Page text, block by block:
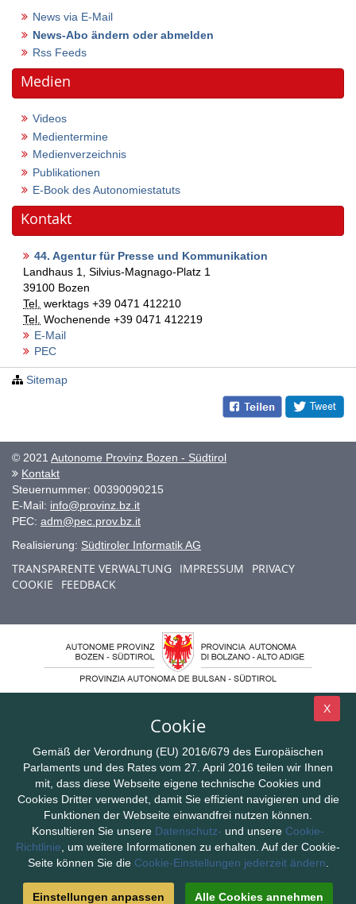
News via E-Mail
News-Abo ändern oder abmelden
Rss Feeds
Medien
Videos
Medientermine
Medienverzeichnis
Publikationen
E-Book des Autonomiestatuts
Kontakt
44. Agentur für Presse und Kommunikation
Landhaus 1, Silvius-Magnago-Platz 1
39100 Bozen
Tel. werktags +39 0471 412210
Tel. Wochenende +39 0471 412219
E-Mail
PEC
Sitemap
© 2021 Autonome Provinz Bozen - Südtirol
Kontakt
Steuernummer: 00390090215
E-Mail: info@provinz.bz.it
PEC: adm@pec.prov.bz.it
Realisierung: Südtiroler Informatik AG
TRANSPARENTE VERWALTUNG IMPRESSUM
PRIVACY
COOKIE
FEEDBACK
X
Cookie
Gemäß der Verordnung (EU) 2016/679 des Europäischen
Parlaments und des Rates vom 27. April 2016 teilen wir Ihnen
mit, dass diese Webseite eigene technische Cookies und
Cookies Dritter verwendet, damit Sie effizient navigieren und die
Funktionen der Webseite einwandfrei nutzen können.
Konsultieren Sie unsere Datenschutz- und unsere Cookie-
Richtlinie , um weitere Informationen zu erhalten. Auf der Cookie-
Seite können Sie die Cookie-Einstellungen jederzeit ändern
Einstellungen anpassen Alle Cookies annehmen